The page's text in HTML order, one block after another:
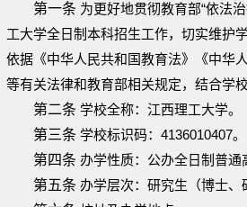
第一条 为更好地贯彻教育部“依法
工大学全日制本科招生工作，切实维护
依据《中华人民共和国教育法》《中华
等有关法律和教育部相关规定，结合学
第二条 学校全称：江西理工大学。
第三条 学校标识码：4136010407。
第四条 办学性质：公办全日制普通
第五条 办学层次：研究生（博士、